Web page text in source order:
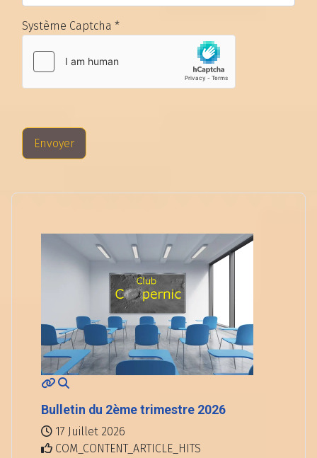
Système Captcha *
Envoyer
Bulletin du 2ème trimestre 2026
17 Juillet 2026
COM_CONTENT_ARTICLE_HITS